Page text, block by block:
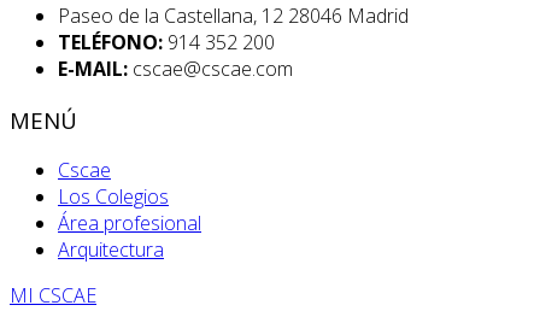
Paseo de la Castellana, 12 28046 Madrid
TELÉFONO: 914 352 200
E-MAIL: cscae@cscae.com
MENÚ
Cscae
Los Colegios
Área profesional
Arquitectura
MI CSCAE